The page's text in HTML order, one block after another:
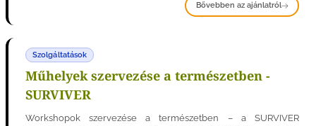
Bővebben az ajánlatról
Szolgáltatások
Műhelyek szervezése a természetben -
SURVIVER
Workshopok szervezése a természetben – a SURVIVER